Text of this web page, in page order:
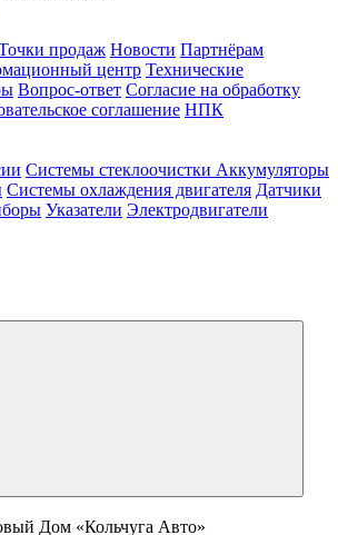
продаж Новости Партнёрам
центр Технические
Вопрос-ответ Согласие на обработку
соглашение НПК
Системы стеклоочистки Аккумуляторы
Системы охлаждения двигателя Датчики
Указатели Электродвигатели
Дом «Кольчуга Авто»